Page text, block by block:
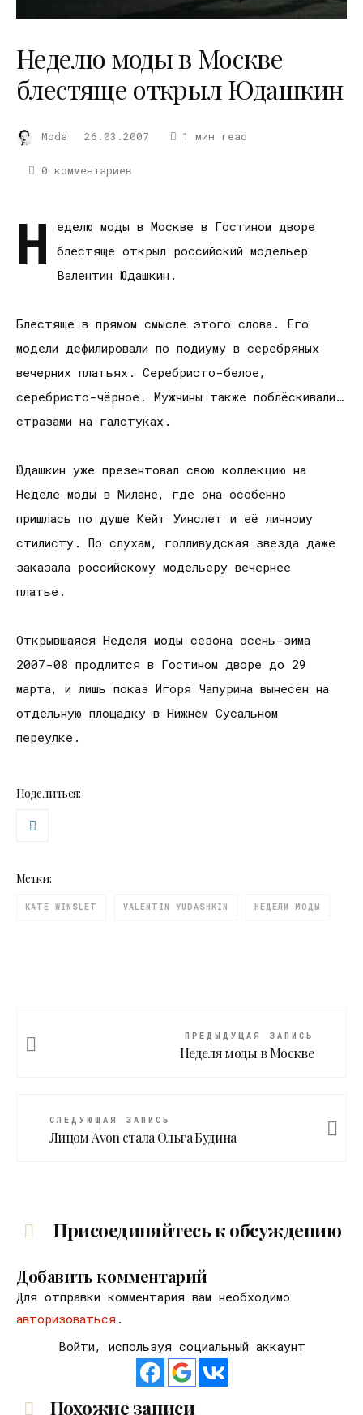
Неделю моды в Москве
блестяще открыл Юдашкин
Moda 26.03.2007 1 мин read
0 комментариев
Н
еделю моды в Москве в Гостином дворе
блестяще открыл российский модельер
Валентин Юдашкин.
Блестяще в прямом смысле этого слова. Его
модели дефилировали по подиуму в серебряных
вечерних платьях. Серебристо-белое,
серебристо-чёрное. Мужчины также поблёскивали…
стразами на галстуках.
Юдашкин уже презентовал свою коллекцию на
Неделе моды в Милане, где она особенно
пришлась по душе Кейт Уинслет и её личному
стилисту. По слухам, голливудская звезда даже
заказала российскому модельеру вечернее
платье.
Открывшаяся Неделя моды сезона осень-зима
2007-08 продлится в Гостином дворе до 29
марта, и лишь показ Игоря Чапурина вынесен на
отдельную площадку в Нижнем Сусальном
переулке.
Поделиться:
Метки:
KATE WINSLET VALENTIN YUDASHKIN НЕДЕЛИ МОДЫ
ПРЕДЫДУЩАЯ ЗАПИСЬ
Неделя моды в Москве
СЛЕДУЮЩАЯ ЗАПИСЬ
Лицом Avon стала Ольга Будина
Присоединяйтесь к обсуждению
Добавить комментарий
Для отправки комментария вам необходимо
авторизоваться .
Войти, используя социальный аккаунт
Похожие записи